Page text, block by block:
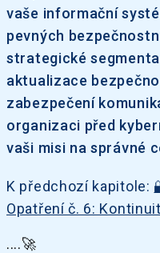
vaše informační
pevných
strategické
aktualizace
zabezpečení
organizaci před
vaši misi na správné
K předchozí kapitole:
Opatření č. 6:
....🚀